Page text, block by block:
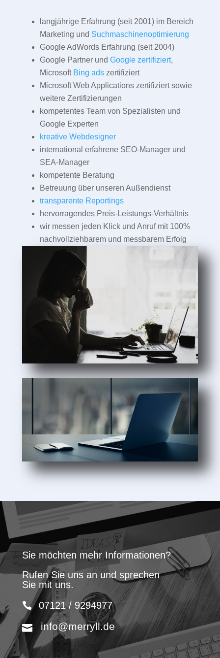
langjährige Erfahrung (seit 2001) im Bereich
Marketing und Suchmaschinenoptimierung
Google AdWords Erfahrung (seit 2004)
Google Partner und Google zertifiziert,
Microsoft Bing adszertifiziert
Microsoft Web Applications zertifiziert sowie
weitere Zertifizierungen
kompetentes Team von Spezialisten und
Google Experten
kreative Webdesigner
international erfahrene SEO-Manager und
SEA-Manager
kompetente Beratung
Betreuung über unseren Außendienst
transparente Reportings
hervorragendes Preis-Leistungs-Verhältnis
wir messen jeden Klick und Anruf mit 100%
nachvollziehbarem und messbarem Erfolg
Sie möchten mehr Informationen?
Rufen Sie uns an und sprechen
Sie mit uns.
07121 / 9294977
info@merryll.de